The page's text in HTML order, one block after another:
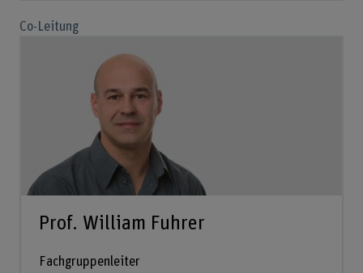
Co-Leitung
Prof. William Fuhrer
Fachgruppenleiter